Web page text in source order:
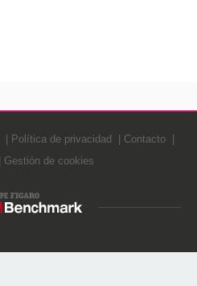
Política de privacidad
Contacto
Gestión de cookies